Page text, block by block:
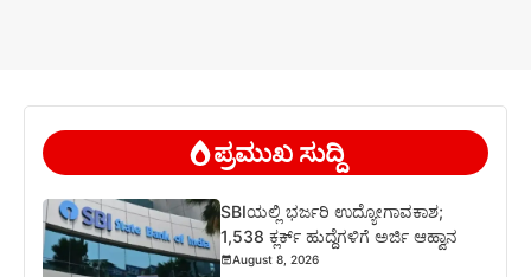
ಪ್ರಮುಖ ಸುದ್ದಿ
SBIಯಲ್ಲಿ ಭರ್ಜರಿ ಉದ್ಯೋಗಾವಕಾಶ;
1,538 ಕ್ಲರ್ಕ್ ಹುದ್ದೆಗಳಿಗೆ ಅರ್ಜಿ ಆಹ್ವಾನ
August 8, 2026